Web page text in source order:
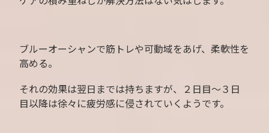
ブルーオーシャンで筋トレや可動域をあげ、柔軟性を
高める。
それの効果は翌日までは持ちますが、２日目〜３日
目以降は徐々に疲労感に侵されていくようです。